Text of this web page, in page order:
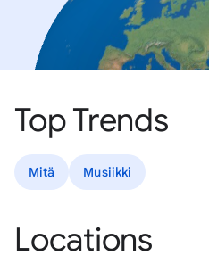
Top Trends
Mitä Musiikki
Locations